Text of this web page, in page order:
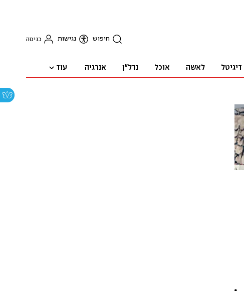
חיפוש נגישות כניסה
דיגיטל לאשה אוכל נדל"ן אנרגיה עוד